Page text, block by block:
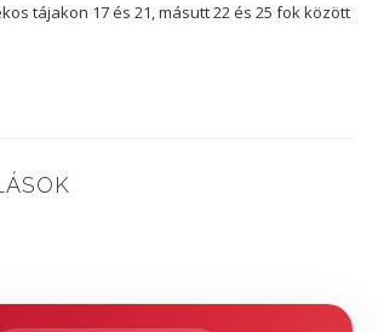
tájakon 17 és 21, másutt 22 és 25 fok között